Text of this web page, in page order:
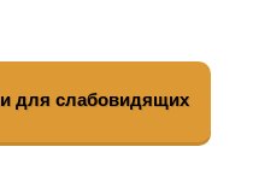
для слабовидящих